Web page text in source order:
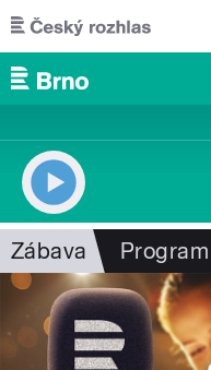
Přejít k hlavnímu obsahu
Zábava Program